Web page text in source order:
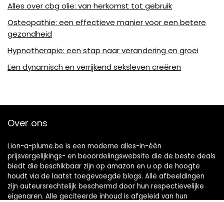
Alles over cbg olie: van herkomst tot gebruik
Osteopathie: een effectieve manier voor een betere
gezondheid
Hypnotherapie: een stap naar verandering en groei
Een dynamisch en verrijkend seksleven creëren
Over ons
Lion-a-plume.be is een moderne alles-in-één
prijsvergelijkings- en beoordelingswebsite die de beste deals
biedt die beschikbaar zijn op amazon en u op de hoogte
houdt via de laatst toegevoegde blogs. Alle afbeeldingen
zijn auteursrechtelijk beschermd door hun respectievelijke
eigenaren. Alle geciteerde inhoud is afgeleid van hun